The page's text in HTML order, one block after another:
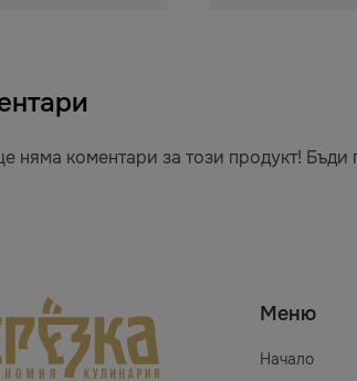
няма коментари за този продукт!
Меню
Начало